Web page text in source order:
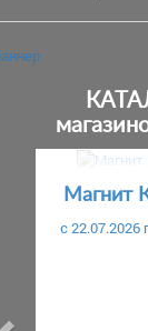
Магнит
c 22.07.2026